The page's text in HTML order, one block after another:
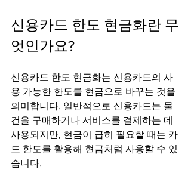
신용카드 한도 현금화란 무
엇인가요?
신용카드 한도 현금화는 신용카드의 사
용 가능한 한도를 현금으로 바꾸는 것을
의미합니다. 일반적으로 신용카드는 물
건을 구매하거나 서비스를 결제하는 데
사용되지만, 현금이 급히 필요할 때는 카
드 한도를 활용해 현금처럼 사용할 수 있
습니다.